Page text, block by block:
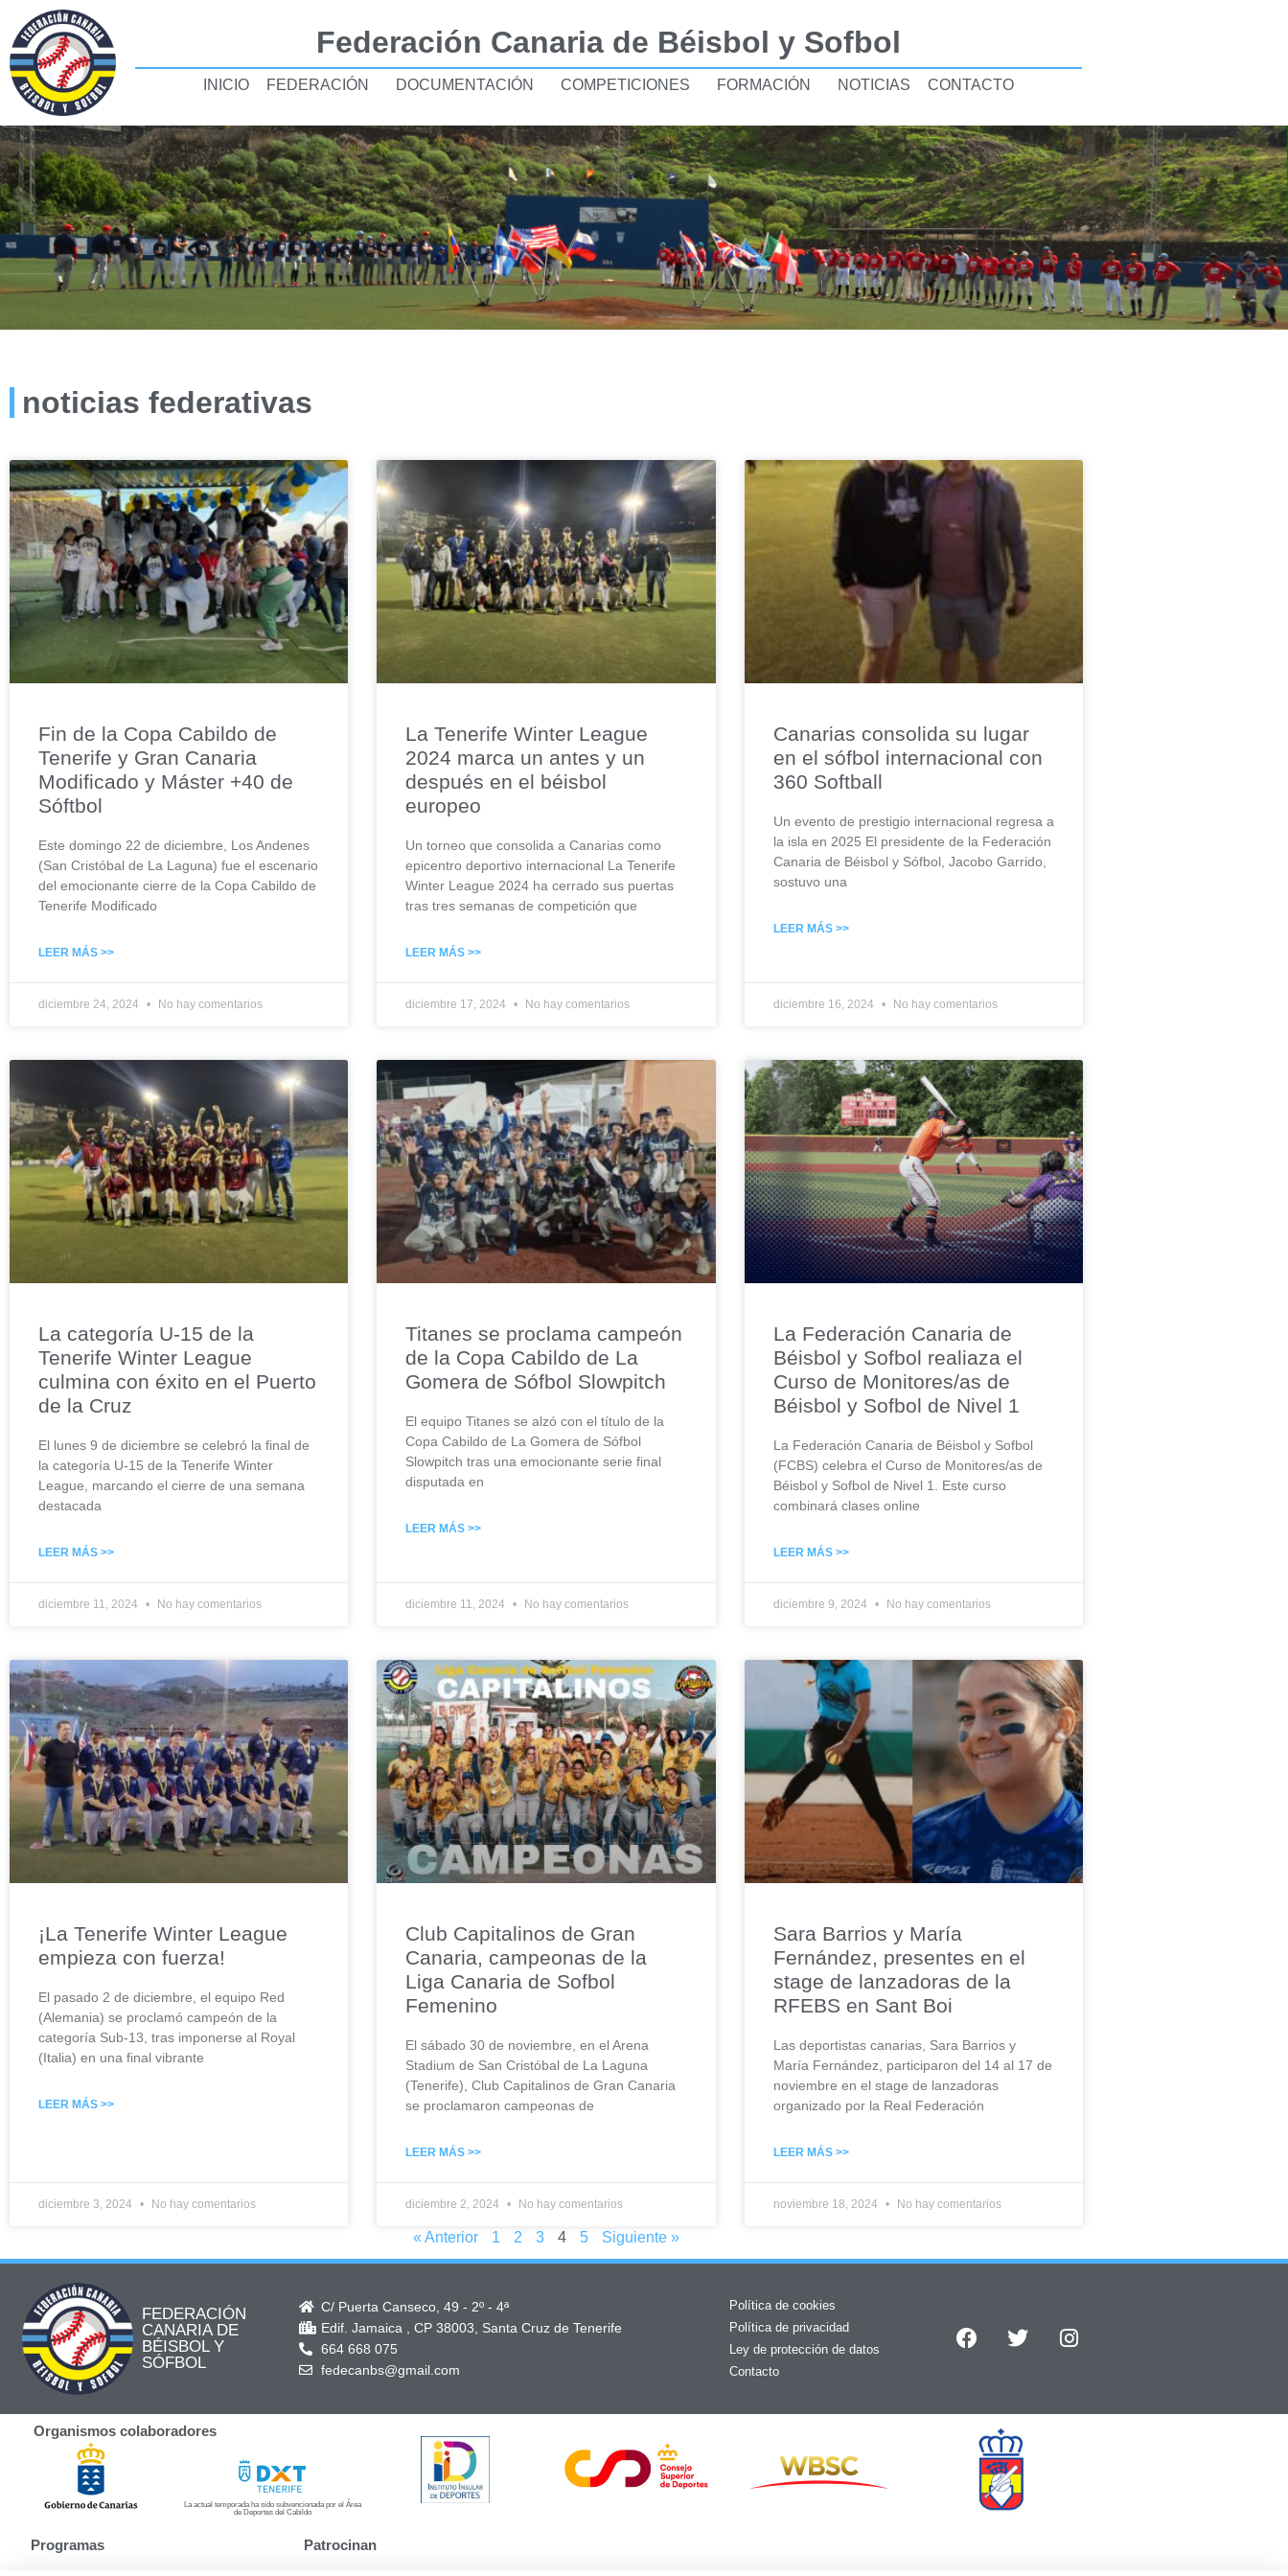
Federación Canaria de Béisbol y Sofbol
INICIO FEDERACIÓN DOCUMENTACIÓN COMPETICIONES FORMACIÓN NOTICIAS CONTACTO
noticias federativas
Fin de la Copa Cabildo de
Tenerife y Gran Canaria
Modificado y Máster +40 de
Sóftbol
Este domingo 22 de diciembre, Los Andenes
(San Cristóbal de La Laguna) fue el escenario
del emocionante cierre de la Copa Cabildo de
Tenerife Modificado
LEER MÁS >>
diciembre 24, 2024 No hay comentarios
La Tenerife Winter League
2024 marca un antes y un
después en el béisbol
europeo
Un torneo que consolida a Canarias como
epicentro deportivo internacional La Tenerife
Winter League 2024 ha cerrado sus puertas
tras tres semanas de competición que
LEER MÁS >>
diciembre 17, 2024 No hay comentarios
Canarias consolida su lugar
en el sófbol internacional con
360 Softball
Un evento de prestigio internacional regresa a
la isla en 2025 El presidente de la Federación
Canaria de Béisbol y Sófbol, Jacobo Garrido,
sostuvo una
LEER MÁS >>
diciembre 16, 2024 No hay comentarios
La categoría U-15 de la
Tenerife Winter League
culmina con éxito en el Puerto
de la Cruz
El lunes 9 de diciembre se celebró la final de
la categoría U-15 de la Tenerife Winter
League, marcando el cierre de una semana
destacada
LEER MÁS >>
diciembre 11, 2024 No hay comentarios
Titanes se proclama campeón
de la Copa Cabildo de La
Gomera de Sófbol Slowpitch
El equipo Titanes se alzó con el título de la
Copa Cabildo de La Gomera de Sófbol
Slowpitch tras una emocionante serie final
disputada en
LEER MÁS >>
diciembre 11, 2024 No hay comentarios
La Federación Canaria de
Béisbol y Sofbol realiaza el
Curso de Monitores/as de
Béisbol y Sofbol de Nivel 1
La Federación Canaria de Béisbol y Sofbol
(FCBS) celebra el Curso de Monitores/as de
Béisbol y Sofbol de Nivel 1. Este curso
combinará clases online
LEER MÁS >>
diciembre 9, 2024 No hay comentarios
¡La Tenerife Winter League
empieza con fuerza!
El pasado 2 de diciembre, el equipo Red
(Alemania) se proclamó campeón de la
categoría Sub-13, tras imponerse al Royal
(Italia) en una final vibrante
LEER MÁS >>
diciembre 3, 2024 No hay comentarios
Club Capitalinos de Gran
Canaria, campeonas de la
Liga Canaria de Sofbol
Femenino
El sábado 30 de noviembre, en el Arena
Stadium de San Cristóbal de La Laguna
(Tenerife), Club Capitalinos de Gran Canaria
se proclamaron campeonas de
LEER MÁS >>
diciembre 2, 2024 No hay comentarios
Sara Barrios y María
Fernández, presentes en el
stage de lanzadoras de la
RFEBS en Sant Boi
Las deportistas canarias, Sara Barrios y
María Fernández, participaron del 14 al 17 de
noviembre en el stage de lanzadoras
organizado por la Real Federación
LEER MÁS >>
noviembre 18, 2024 No hay comentarios
« Anterior 1 2 3 4 5 Siguiente »
FEDERACIÓN
CANARIA DE
BÉISBOL Y
SÓFBOL
C/ Puerta Canseco, 49 - 2º - 4ª
Edif. Jamaica , CP 38003, Santa Cruz de Tenerife
664 668 075
fedecanbs@gmail.com
Política de cookies
Política de privacidad
Ley de protección de datos
Contacto
Organismos colaboradores
La actual temporada ha sido subvencionada por el Área
de Deportes del Cabildo
Programas Patrocinan